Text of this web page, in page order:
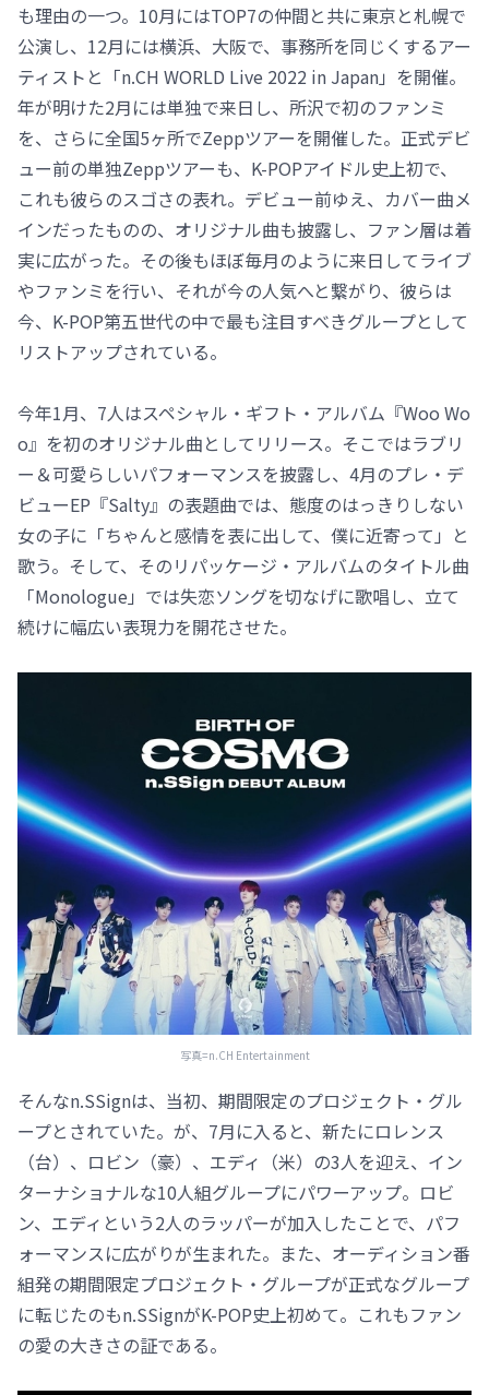
も理由の一つ。10月にはTOP7の仲間と共に東京と札幌で
公演し、12月には横浜、大阪で、事務所を同じくするアー
ティストと「n.CH WORLD Live 2022 in Japan」を開催。
年が明けた2月には単独で来日し、所沢で初のファンミ
を、さらに全国5ヶ所でZeppツアーを開催した。正式デビ
ュー前の単独Zeppツアーも、K-POPアイドル史上初で、
これも彼らのスゴさの表れ。デビュー前ゆえ、カバー曲メ
インだったものの、オリジナル曲も披露し、ファン層は着
実に広がった。その後もほぼ毎月のように来日してライブ
やファンミを行い、それが今の人気へと繋がり、彼らは
今、K-POP第五世代の中で最も注目すべきグループとして
リストアップされている。
今年1月、7人はスペシャル・ギフト・アルバム『Woo Wo
o』を初のオリジナル曲としてリリース。そこではラブリ
ー＆可愛らしいパフォーマンスを披露し、4月のプレ・デ
ビューEP『Salty』の表題曲では、態度のはっきりしない
女の子に「ちゃんと感情を表に出して、僕に近寄って」と
歌う。そして、そのリパッケージ・アルバムのタイトル曲
「Monologue」では失恋ソングを切なげに歌唱し、立て
続けに幅広い表現力を開花させた。
写真=n.CH Entertainment
そんなn.SSignは、当初、期間限定のプロジェクト・グル
ープとされていた。が、7月に入ると、新たにロレンス
（台）、ロビン（豪）、エディ（米）の3人を迎え、イン
ターナショナルな10人組グループにパワーアップ。ロビ
ン、エディという2人のラッパーが加入したことで、パフ
ォーマンスに広がりが生まれた。また、オーディション番
組発の期間限定プロジェクト・グループが正式なグループ
に転じたのもn.SSignがK-POP史上初めて。これもファン
の愛の大きさの証である。